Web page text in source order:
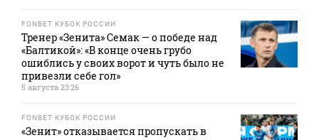
FONBET КУБОК РОССИИ
Тренер «Зенита» Семак — о победе над
«Балтикой»: «В конце очень грубо
ошиблись у своих ворот и чуть было не
привезли себе гол»
5 августа 23:26
FONBET КУБОК РОССИИ
«Зенит» отказывается пропускать в